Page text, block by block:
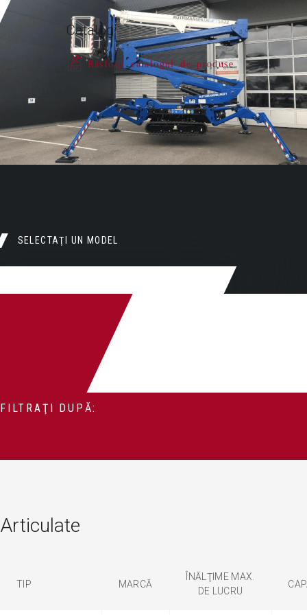
SELECTAŢI UN MODEL
Catalog
Răsfoiţi catalogul de produse
FILTRAŢI DUPĂ:
Articulate
TIP MARCĂ
ÎNĂLŢIME MAX.
DE LUCRU